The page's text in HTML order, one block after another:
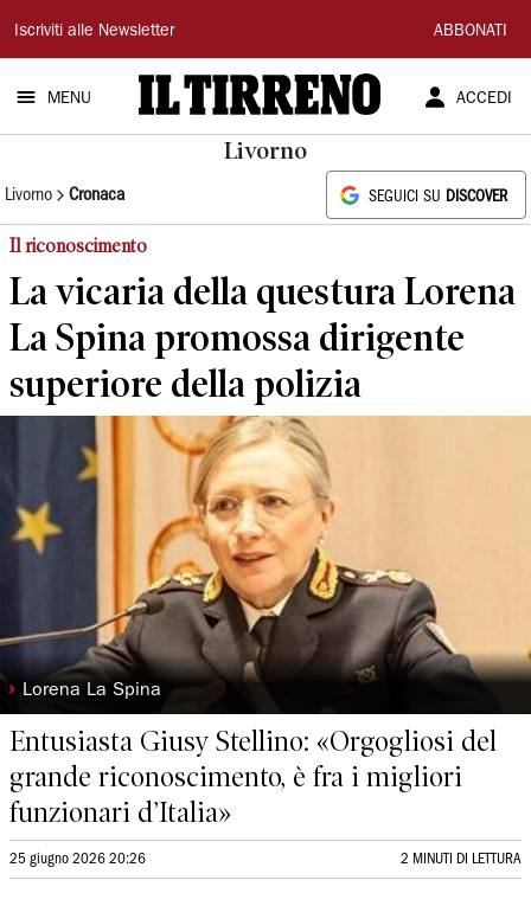
Il
Tirreno
Iscriviti alle Newsletter ABBONATI
MENU ACCEDI
Livorno
Livorno Cronaca SEGUICI SU DISCOVER
Il riconoscimento
La vicaria della questura Lorena
La Spina promossa dirigente
superiore della polizia
◗ Lorena La Spina
Entusiasta Giusy Stellino: «Orgogliosi del
grande riconoscimento, è fra i migliori
funzionari d’Italia»
25 giugno 2026 20:26 2 MINUTI DI LETTURA